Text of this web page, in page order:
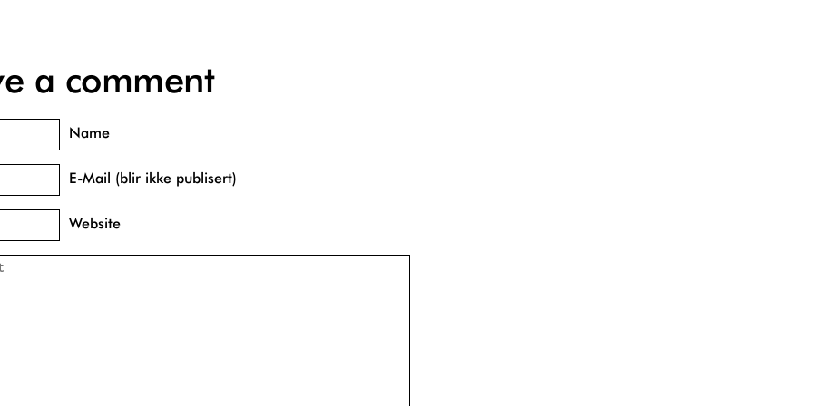
a comment
Name
E-Mail (blir ikke publisert)
Website